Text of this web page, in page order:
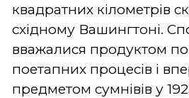
квадратних кілометрів
східному Вашингтоні.
вважалися продуктом
поетапних процесів і
предметом сумнівів у